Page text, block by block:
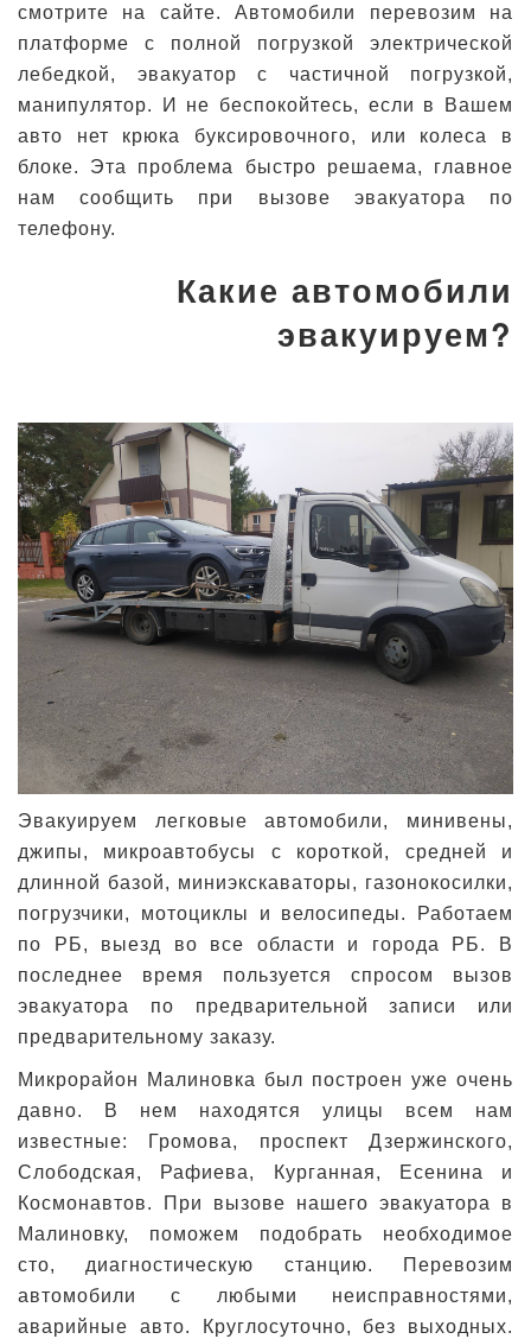
смотрите на сайте. Автомобили перевозим на
платформе с полной погрузкой электрической
лебедкой, эвакуатор с частичной погрузкой,
манипулятор. И не беспокойтесь, если в Вашем
авто нет крюка буксировочного, или колеса в
блоке. Эта проблема быстро решаема, главное
нам сообщить при вызове эвакуатора по
телефону.
Какие автомобили
эвакуируем?
Эвакуируем легковые автомобили, минивены,
джипы, микроавтобусы с короткой, средней и
длинной базой, миниэкскаваторы, газонокосилки,
погрузчики, мотоциклы и велосипеды. Работаем
по РБ, выезд во все области и города РБ. В
последнее время пользуется спросом вызов
эвакуатора по предварительной записи или
предварительному заказу.
Микрорайон Малиновка был построен уже очень
давно. В нем находятся улицы всем нам
известные: Громова, проспект Дзержинского,
Слободская, Рафиева, Курганная, Есенина и
Космонавтов. При вызове нашего эвакуатора в
Малиновку, поможем подобрать необходимое
сто, диагностическую станцию. Перевозим
автомобили с любыми неисправностями,
аварийные авто. Круглосуточно, без выходных.